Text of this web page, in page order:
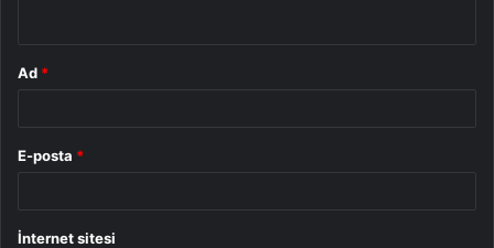
Ad *
E-posta *
İnternet sitesi